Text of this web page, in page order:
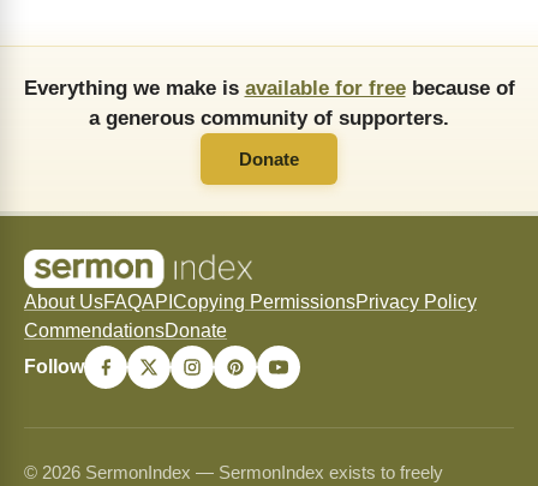
Everything we make is available for freebecause of
a generous community of supporters.
Donate
About UsFAQAPI Copying PermissionsPrivacy Policy
CommendationsDonate
Follow
© 2026 SermonIndex — SermonIndex exists to freely